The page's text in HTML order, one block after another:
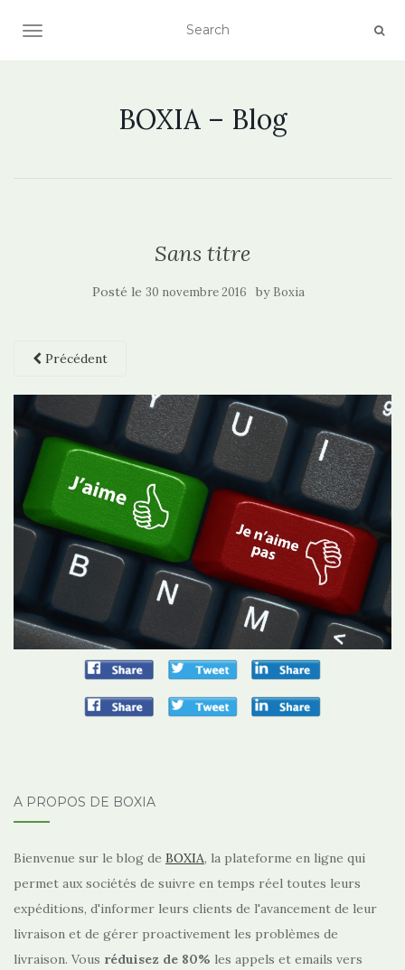
AFFICHER/MASQUER LA NAVIGATION
BOXIA – Blog
Sans titre
Posté le 30 novembre 2016 by Boxia
Précédent
À PROPOS DE BOXIA
Bienvenue sur le blog de BOXIA, la plateforme en ligne qui
permet aux sociétés de suivre en temps réel toutes leurs
expéditions, d'informer leurs clients de l'avancement de leur
livraison et de gérer proactivement les problèmes de
livraison. Vous réduisez de 80% les appels et emails vers